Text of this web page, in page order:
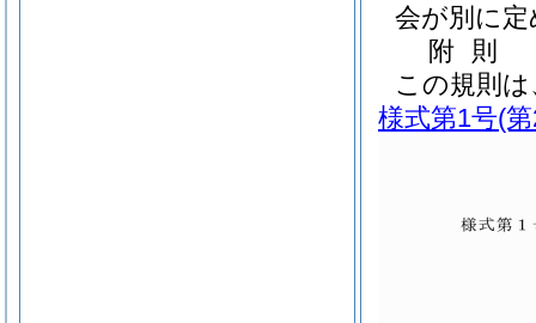
会が別に
附 則
この規則
様式第1号(